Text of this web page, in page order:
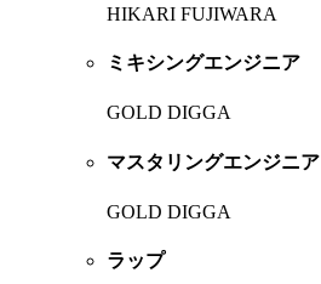
HIKARI FUJIWARA
ミキシングエンジニア
GOLD DIGGA
マスタリングエンジニア
GOLD DIGGA
ラップ